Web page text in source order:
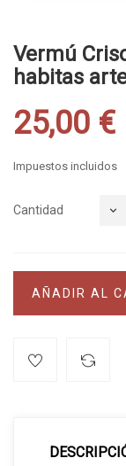
Vermú
habitas
25,00 €
Impuestos incluidos
Cantidad
AÑADIR AL